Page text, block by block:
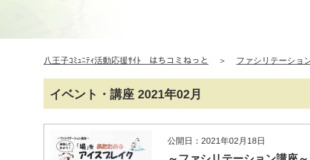
八王子ｺﾐｭﾆﾃｨ活動応援ｻｲﾄ はちコミねっと ＞ ファシリテーショ
イベント・講座 2021年02月
公開日：2021年02月18日